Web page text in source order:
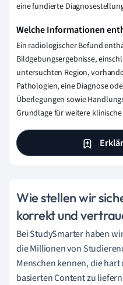
eine fundierte
Welche Informationen
Ein radiologischer Befund
Bildgebungsergebnisse,
untersuchten Region,
Pathologien, eine Diagnose
Überlegungen sowie
Grundlage für weitere
Wie stellen wir
korrekt und
Bei StudySmarter haben
die Millionen von
Menschen kennen, die
basierten Content zu